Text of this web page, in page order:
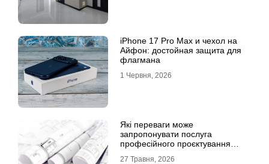
iPhone 17 Pro Max и чехол на
Айфон: достойная защита для
флагмана
1 Червня, 2026
Які переваги може
запропонувати послуга
професійного проєктування
27 Травня, 2026